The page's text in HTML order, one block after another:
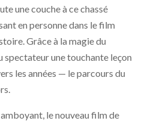
une couche à ce chassé
en personne dans le film
Grâce à la magie du
spectateur une touchante leçon
les années — le parcours du
le nouveau film de